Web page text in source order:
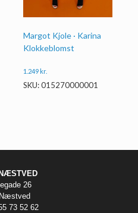
Margot Kjole · Karina
Klokkeblomst
1.249 kr.
SKU: 015270000001
26
73 52 62